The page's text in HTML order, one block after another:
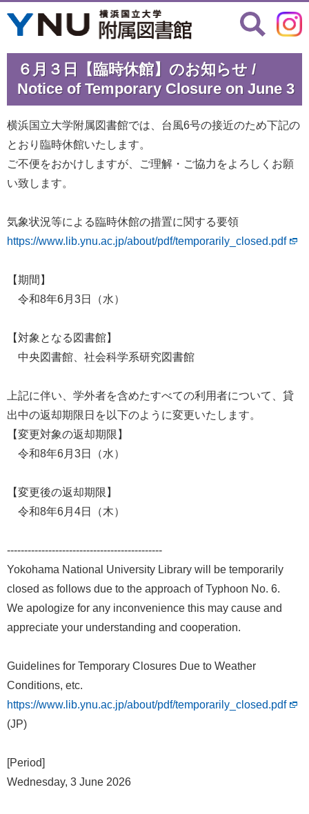
６月３日【臨時休館】のお知らせ /
Notice of Temporary Closure on June 3
横浜国立大学附属図書館では、台風6号の接近のため下記の
とおり臨時休館いたします。
ご不便をおかけしますが、ご理解・ご協力をよろしくお願
い致します。
気象状況等による臨時休館の措置に関する要領
https://www.lib.ynu.ac.jp/about/pdf/temporarily_closed.pdf
【期間】
令和8年6月3日（水）
【対象となる図書館】
中央図書館、社会科学系研究図書館
上記に伴い、学外者を含めたすべての利用者について、貸
出中の返却期限日を以下のように変更いたします。
【変更対象の返却期限】
令和8年6月3日（水）
【変更後の返却期限】
令和8年6月4日（木）
---------------------------------------------
Yokohama National University Library will be temporarily
closed as follows due to the approach of Typhoon No. 6.
We apologize for any inconvenience this may cause and
appreciate your understanding and cooperation.
Guidelines for Temporary Closures Due to Weather
Conditions, etc.
https://www.lib.ynu.ac.jp/about/pdf/temporarily_closed.pdf
(JP)
[Period]
Wednesday, 3 June 2026